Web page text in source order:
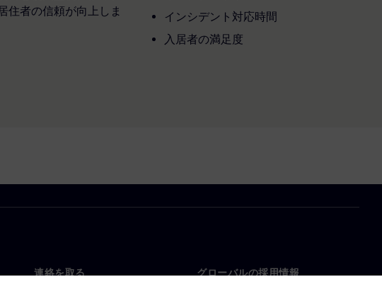
住者の信頼が向上しま
インシデント対応時間
入居者の満足度
連絡を取る グローバルの採用情報